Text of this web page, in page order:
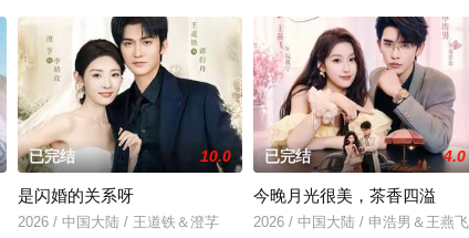
已完结 10.0
是闪婚的关系呀
2026 / 中国大陆 / 王道铁＆澄芓
已完结 4.0
今晚月光很美，茶香四溢
2026 / 中国大陆 / 申浩男＆王燕飞